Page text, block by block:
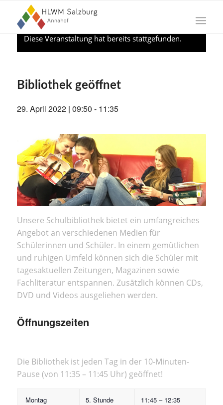
Diese Veranstaltung hat bereits stattgefunden.
Bibliothek geöffnet
29. April 2022 | 09:50 - 11:35
Unsere Schulbibliothek bietet ein umfangreiches
Angebot an verschiedenen Medien für
Schülerinnen und Schüler. In einem gemütlichen
und ruhigen Umfeld können sich die Schüler mit
tagesaktuellen Zeitungen, Magazinen sowie
Fachliteratur entspannen. Zusätzlich können CDs,
DVD und Videos ausgeliehen werden.
Öffnungszeiten
Die Bibliothek ist jeden Tag in der 10-Minuten-
Pause (von 11:35 – 11:45 Uhr) geöffnet!
Montag 5. Stunde 11:45 – 12:35